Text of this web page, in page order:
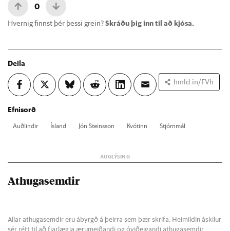
0
Hvernig finnst þér þessi grein?Skráðu þig inn til að kjósa.
Deila
hmld.in/FVh
Efnisorð
Auð­lind­ir Ís­land Jón Steins­son Kvót­inn Stjórn­mál
Athugasemdir
Allar athugasemdir eru ábyrgð á þeirra sem þær skrifa. Heimildin áskilur
sér rétt til að fjarlægja ærumeiðandi og óviðeigandi athugasemdir.